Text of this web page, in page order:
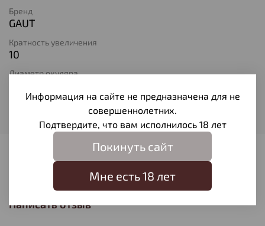
Бренд
GAUT
Кратность увеличения
10
Диаметр окуляра
Гарантия
Отзывов еще никто не оставлял
Написать отзыв
Информация на сайте не предназначена для не
совершеннолетних.
Подтвердите, что вам исполнилось 18 лет
Покинуть сайт
Мне есть 18 лет